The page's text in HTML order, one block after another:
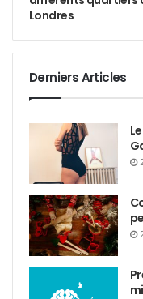
Londres
Derniers Articles